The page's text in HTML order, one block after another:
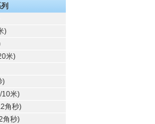
)
米)
)
10米)
角秒)
角秒)